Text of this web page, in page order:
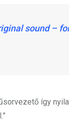
sound –
így